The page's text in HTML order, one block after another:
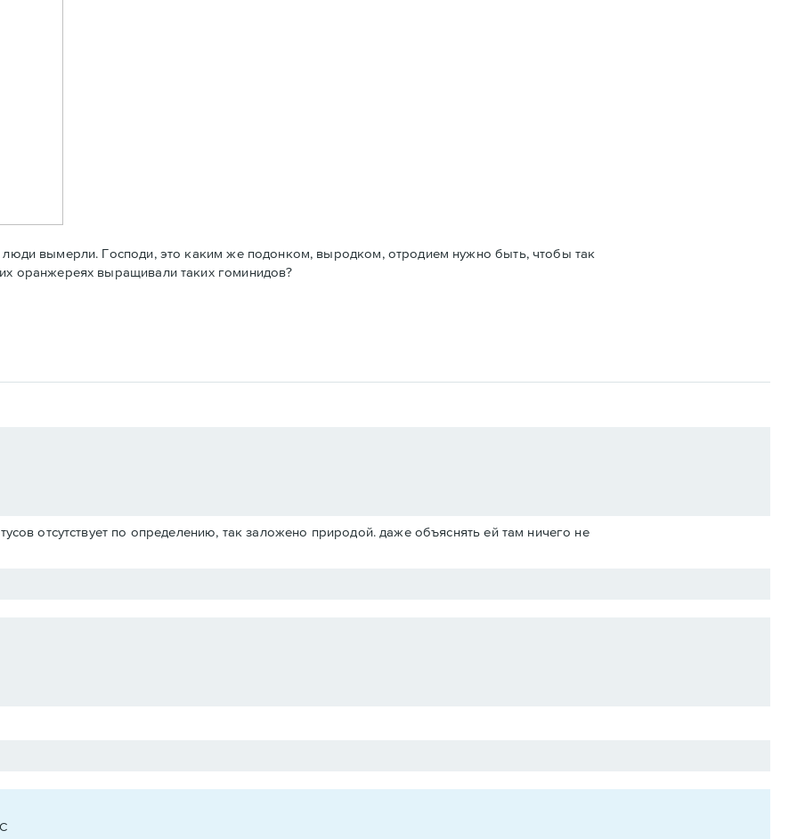
вымерли. Господи, это каким же подонком, выродком, отродием нужно быть, чтобы так
оранжереях выращивали таких гоминидов?
отсутствует по определению, так заложено природой. даже объяснять ей там ничего не